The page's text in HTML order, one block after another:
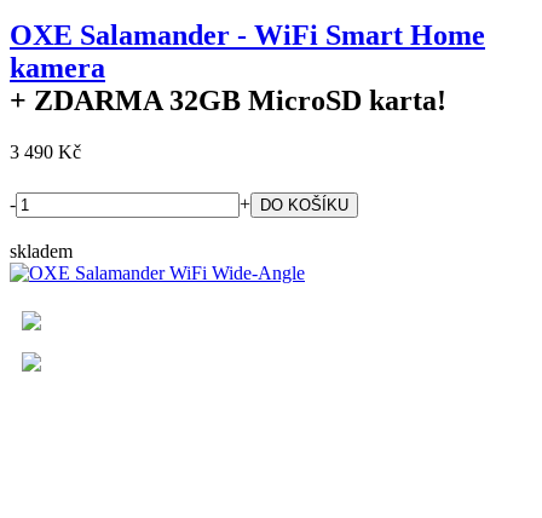
OXE Salamander - WiFi Smart Home
kamera
+ ZDARMA 32GB MicroSD karta!
3 490 Kč
- +
skladem